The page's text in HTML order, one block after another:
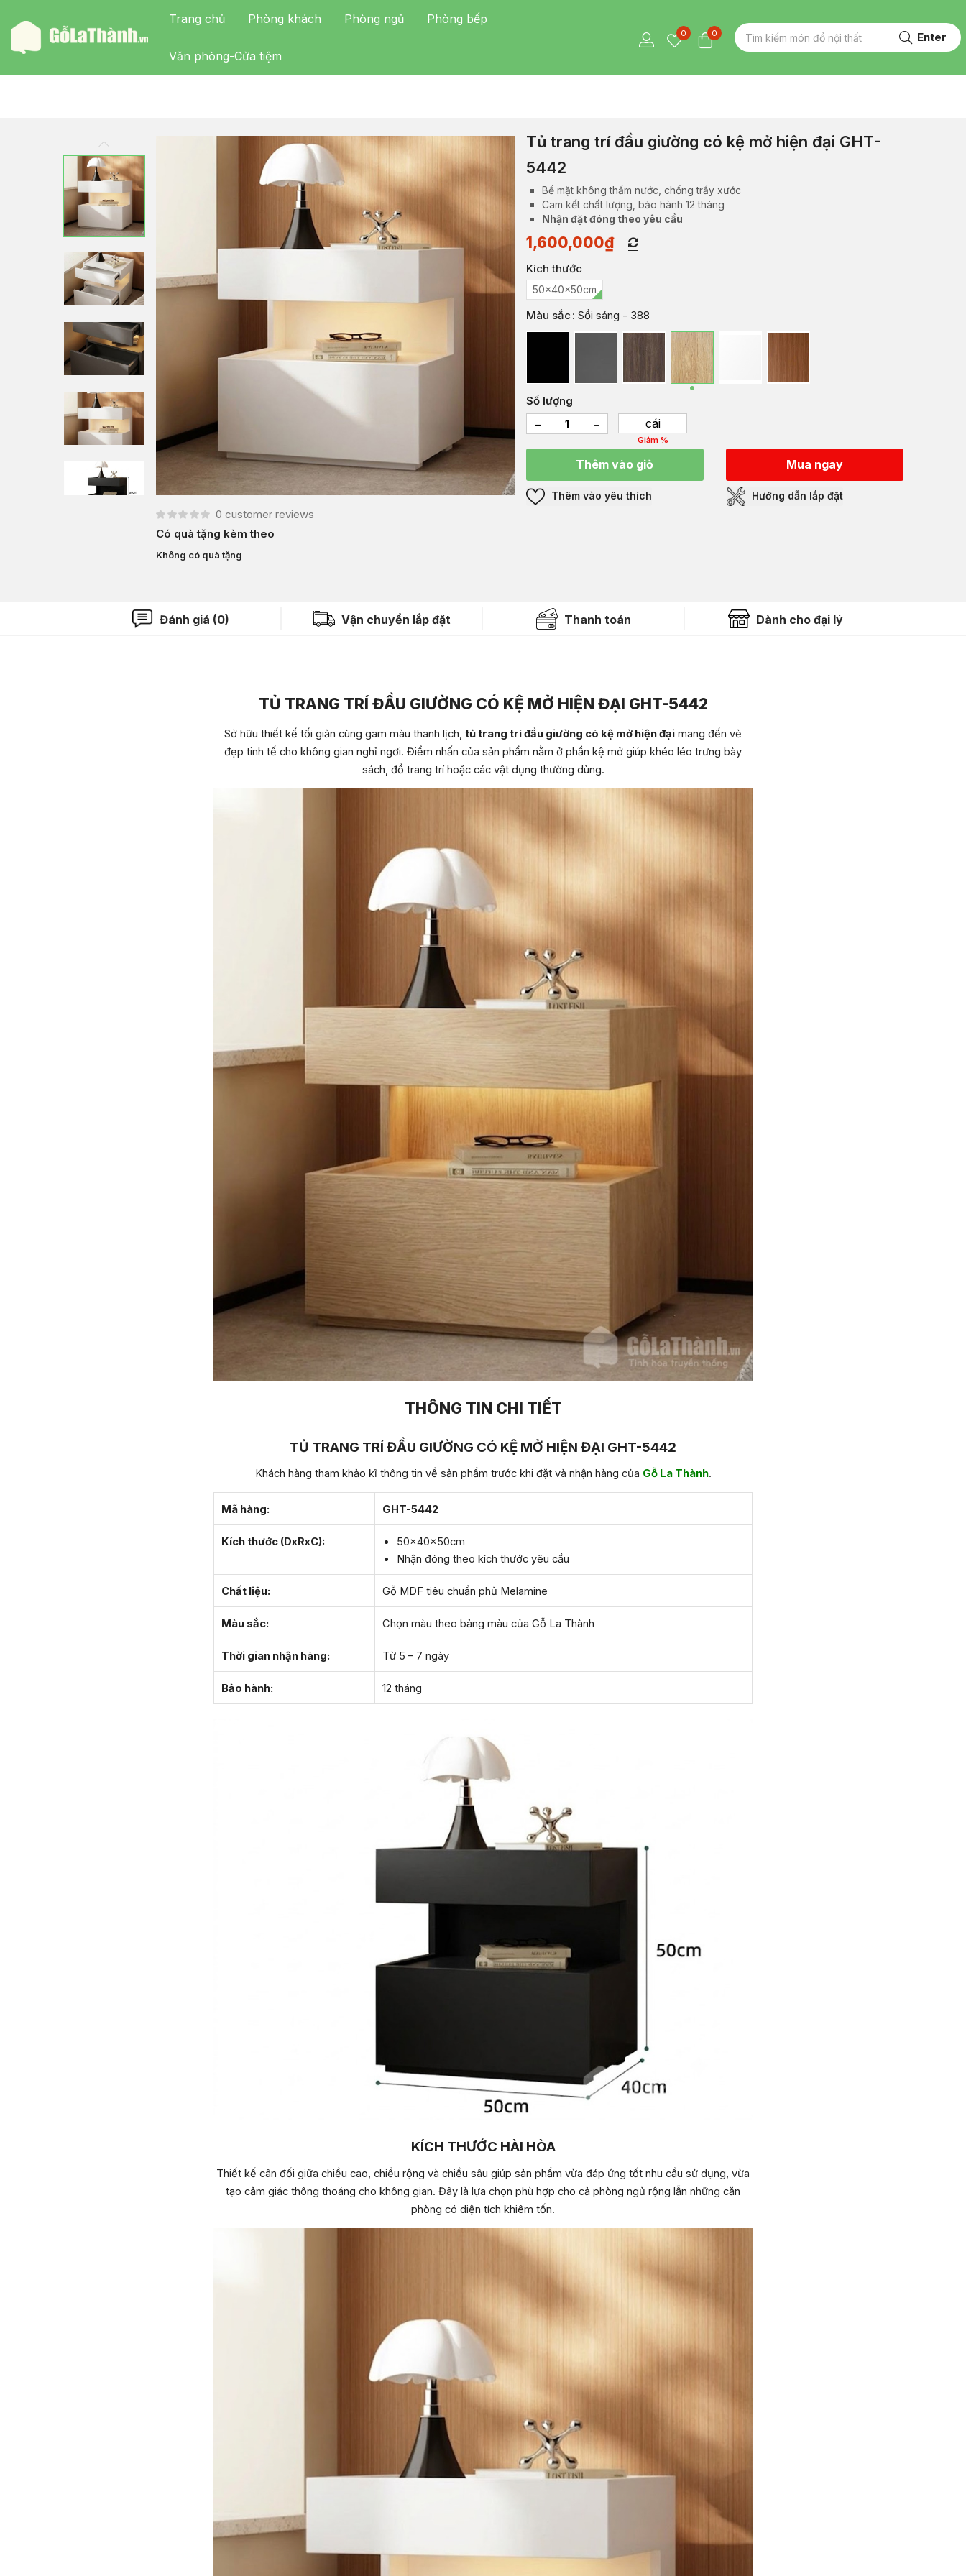
Trang chủ Phòng khách Phòng ngủ Phòng bếp
Văn phòng-Cửa tiệm
0 0 Enter
0 customer reviews
Có quà tặng kèm theo
Không có quà tặng
Tủ trang trí đầu giường có kệ mở hiện đại GHT-
5442
Bề mặt không thấm nước, chống trầy xước
Cam kết chất lượng, bảo hành 12 tháng
Nhận đặt đóng theo yêu cầu
1,600,000₫
Kích thước
50x40x50cm
Màu sắc : Sồi sáng - 388
Số lượng
cái
Giảm %
Thêm vào giỏ Mua ngay
Thêm vào yêu thích Hướng dẫn lắp đặt
Đánh giá (0) Vận chuyển lắp đặt Thanh toán Dành cho đại lý
TỦ TRANG TRÍ ĐẦU GIƯỜNG CÓ KỆ MỞ HIỆN ĐẠI GHT-5442
Sở hữu thiết kế tối giản cùng gam màu thanh lịch, tủ trang trí đầu giường có kệ mở hiện đại mang đến vẻ
đẹp tinh tế cho không gian nghỉ ngơi. Điểm nhấn của sản phẩm nằm ở phần kệ mở giúp khéo léo trưng bày
sách, đồ trang trí hoặc các vật dụng thường dùng.
THÔNG TIN CHI TIẾT
TỦ TRANG TRÍ ĐẦU GIƯỜNG CÓ KỆ MỞ HIỆN ĐẠI GHT-5442
Khách hàng tham khảo kĩ thông tin về sản phẩm trước khi đặt và nhận hàng của Gỗ La Thành.
Mã hàng: GHT-5442
Kích thước (DxRxC):
50x40x50cm
Nhận đóng theo kích thước yêu cầu
Chất liệu: Gỗ MDF tiêu chuẩn phủ Melamine
Màu sắc: Chọn màu theo bảng màu của Gỗ La Thành
Thời gian nhận hàng: Từ 5 – 7 ngày
Bảo hành: 12 tháng
KÍCH THƯỚC HÀI HÒA
Thiết kế cân đối giữa chiều cao, chiều rộng và chiều sâu giúp sản phẩm vừa đáp ứng tốt nhu cầu sử dụng, vừa
tạo cảm giác thông thoáng cho không gian. Đây là lựa chọn phù hợp cho cả phòng ngủ rộng lẫn những căn
phòng có diện tích khiêm tốn.